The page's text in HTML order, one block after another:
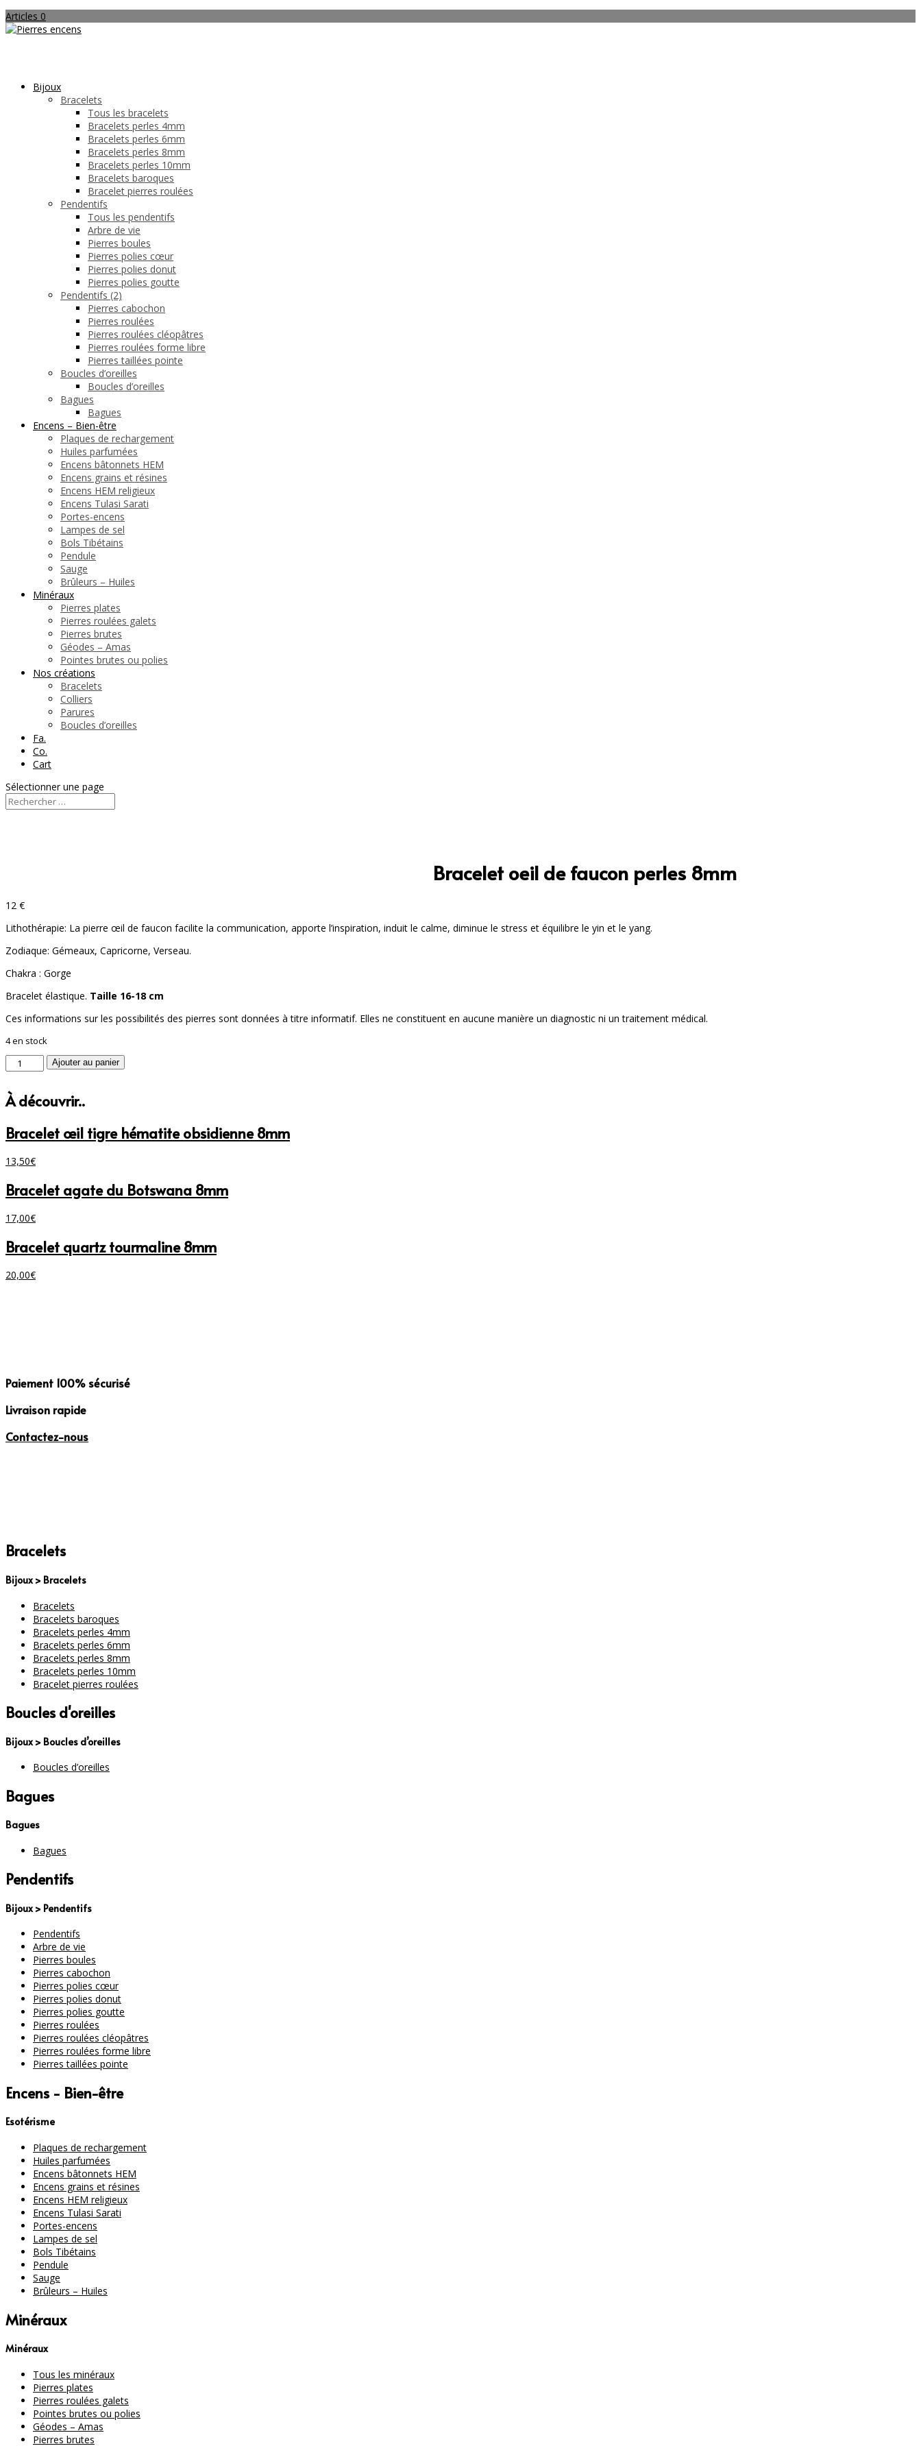
Articles 0
Bijoux
Bracelets
Tous les bracelets
Bracelets perles 4mm
Bracelets perles 6mm
Bracelets perles 8mm
Bracelets perles 10mm
Bracelets baroques
Bracelet pierres roulées
Pendentifs
Tous les pendentifs
Arbre de vie
Pierres boules
Pierres polies cœur
Pierres polies donut
Pierres polies goutte
Pendentifs (2)
Pierres cabochon
Pierres roulées
Pierres roulées cléopâtres
Pierres roulées forme libre
Pierres taillées pointe
Boucles d’oreilles
Boucles d’oreilles
Bagues
Bagues
Encens – Bien-être
Plaques de rechargement
Huiles parfumées
Encens bâtonnets HEM
Encens grains et résines
Encens HEM religieux
Encens Tulasi Sarati
Portes-encens
Lampes de sel
Bols Tibétains
Pendule
Sauge
Brûleurs – Huiles
Minéraux
Pierres plates
Pierres roulées galets
Pierres brutes
Géodes – Amas
Pointes brutes ou polies
Nos créations
Bracelets
Colliers
Parures
Boucles d’oreilles
Fa.
Co.
Cart
Sélectionner une page
Bracelet oeil de faucon perles 8mm
12 €
Lithothérapie: La pierre œil de faucon facilite la communication, apporte l’inspiration, induit le calme, diminue le stress et équilibre le yin et le yang.
Zodiaque: Gémeaux, Capricorne, Verseau.
Chakra : Gorge
Bracelet élastique. Taille 16-18 cm
Ces informations sur les possibilités des pierres sont données à titre informatif. Elles ne constituent en aucune manière un diagnostic ni un traitement médical.
4 en stock
quantité
de
oeil
faucon
perles
Ajouter au panier
À découvrir..
Bracelet œil tigre hématite obsidienne 8mm
13,50€
Bracelet agate du Botswana 8mm
17,00€
Bracelet quartz tourmaline 8mm
20,00€
Paiement 100% sécurisé
Livraison rapide
Contactez-nous
Bracelets
Bijoux > Bracelets
Bracelets
Bracelets baroques
Bracelets perles 4mm
Bracelets perles 6mm
Bracelets perles 8mm
Bracelets perles 10mm
Bracelet pierres roulées
Boucles d'oreilles
Bijoux > Boucles d’oreilles
Boucles d’oreilles
Bagues
Bagues
Bagues
Pendentifs
Bijoux > Pendentifs
Pendentifs
Arbre de vie
Pierres boules
Pierres cabochon
Pierres polies cœur
Pierres polies donut
Pierres polies goutte
Pierres roulées
Pierres roulées cléopâtres
Pierres roulées forme libre
Pierres taillées pointe
Encens - Bien-être
Esotérisme
Plaques de rechargement
Huiles parfumées
Encens bâtonnets HEM
Encens grains et résines
Encens HEM religieux
Encens Tulasi Sarati
Portes-encens
Lampes de sel
Bols Tibétains
Pendule
Sauge
Brûleurs – Huiles
Minéraux
Minéraux
Tous les minéraux
Pierres plates
Pierres roulées galets
Pointes brutes ou polies
Géodes – Amas
Pierres brutes